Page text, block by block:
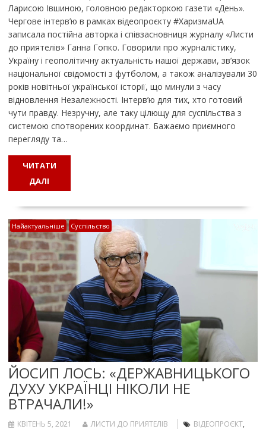
Ларисою Івшиною, головною редакторкою газети «День».
Чергове інтерв’ю в рамках відеопроєкту #ХаризмаUA
записала постійна авторка і співзасновниця журналу «Листи
до приятелів» Ганна Гопко. Говорили про журналістику,
Україну і геополітичну актуальність нашої держави, зв’язок
національної свідомості з футболом, а також аналізували 30
років новітньої української історії, що минули з часу
відновлення Незалежності. Інтерв’ю для тих, хто готовий
чути правду. Незручну, але таку цілющу для суспільства з
системою спотворених координат. Бажаємо приємного
перегляду та…
ЧИТАТИ
ДАЛІ
Найактуальніше Суспільство
ЙОСИП ЛОСЬ: «ДЕРЖАВНИЦЬКОГО
ДУХУ УКРАЇНЦІ НІКОЛИ НЕ
ВТРАЧАЛИ!»
КВІТЕНЬ 5, 2021 ЛИСТИ ДО ПРИЯТЕЛІВ ВІДЕОПРОЄКТ,